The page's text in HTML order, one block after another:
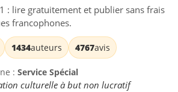
: lire gratuitement et publier sans frais
francophones.
1434auteurs 4767avis
: Service Spécial
culturelle à but non lucratif